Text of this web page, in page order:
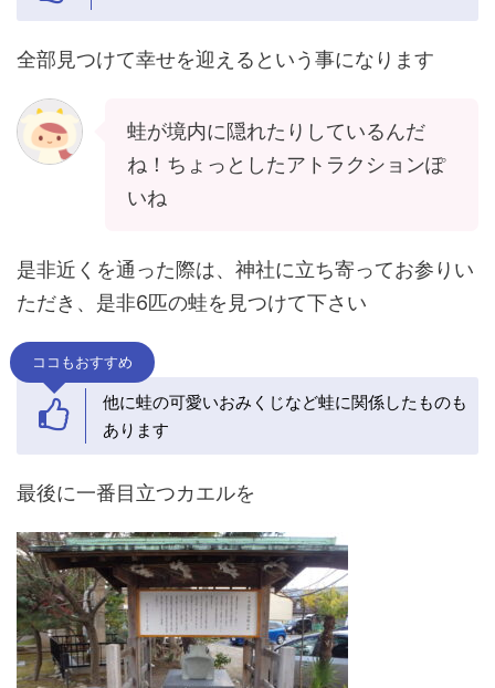
全部見つけて幸せを迎えるという事になります
蛙が境内に隠れたりしているんだ
ね！ちょっとしたアトラクションぽ
いね
是非近くを通った際は、神社に立ち寄ってお参りい
ただき、是非6匹の蛙を見つけて下さい
ココもおすすめ
他に蛙の可愛いおみくじなど蛙に関係したものも
あります
最後に一番目立つカエルを